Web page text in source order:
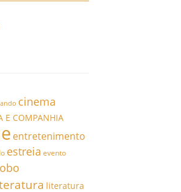
cinema
E COMPANHIA
entretenimento
estreia evento
literatura